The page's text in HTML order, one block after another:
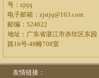
号：zjtjq
电子邮箱：zjstjq@163.com
邮编：524022
地址：广东省湛江市赤坎区东园
路16号-48幢708室
友情链接：